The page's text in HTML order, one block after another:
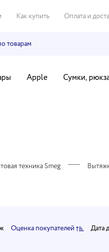
Как купить Оплата и
Apple Сумки,
техника Smeg
Оценка покупателей Дата